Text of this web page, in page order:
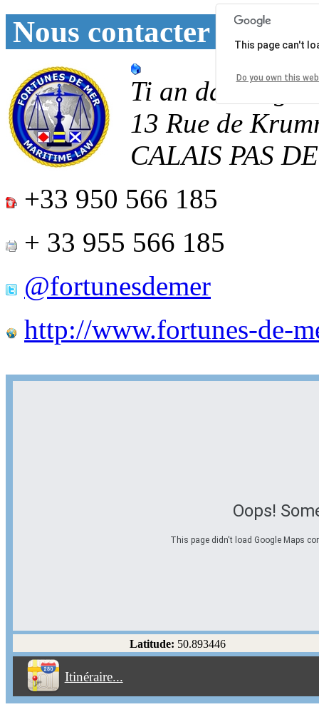
Nous contacter
Ti an
13 Rue de
CALAIS PAS
+33 950 566 185
+ 33 955 566 185
@fortunesdemer
http://www.fortunes-de-
Oops!
This page didn't load Google Maps
This page can't
Do you own this
Latitude: 50.893446
Itinéraire...
Éviter les autoroutes
Éviter les péages
Partir! Reset